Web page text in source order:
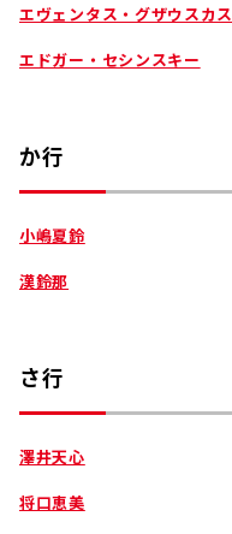
エヴェンタス・グザウスカス
エドガー・セシンスキー
か行
小嶋夏鈴
漢鈴那
さ行
澤井天心
将口恵美